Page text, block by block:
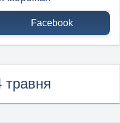
Facebook
травня